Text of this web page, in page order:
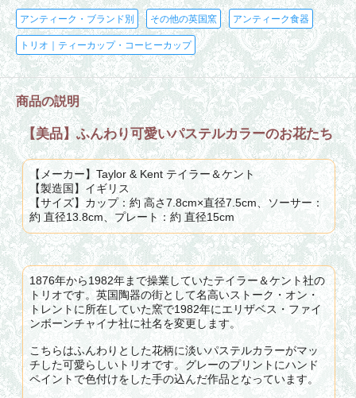
アンティーク・ブランド別 その他の英国窯 アンティーク食器
トリオ｜ティーカップ・コーヒーカップ
商品の説明
【美品】ふんわり可愛いパステルカラーのお花たち
【メーカー】Taylor & Kent テイラー＆ケント
【製造国】イギリス
【サイズ】カップ：約 高さ7.8cm×直径7.5cm、ソーサー：
約 直径13.8cm、プレート：約 直径15cm
1876年から1982年まで操業していたテイラー＆ケント社の
トリオです。英国陶器の街として名高いストーク・オン・
トレントに所在していた窯で1982年にエリザベス・ファイ
ンボーンチャイナ社に社名を変更します。
こちらはふんわりとした花柄に淡いパステルカラーがマッ
チした可愛らしいトリオです。グレーのプリントにハンド
ペイントで色付けをした手の込んだ作品となっています。